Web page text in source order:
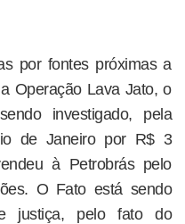
por fontes próximas a
Operação Lava Jato, o
investigado, pela
de Janeiro por R$ 3
à Petrobrás pelo
O Fato está sendo
justiça, pelo fato do